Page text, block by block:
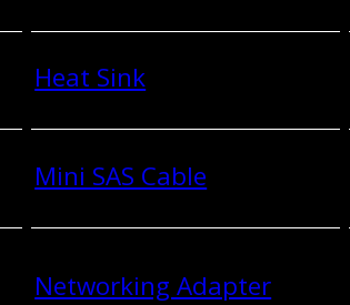
Heat Sink
Mini SAS Cable
Networking Adapter